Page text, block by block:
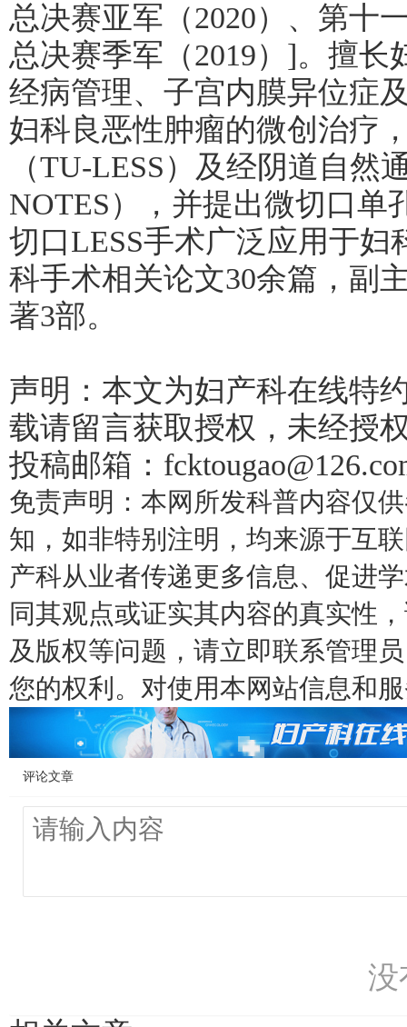
总决赛亚军（2020）、第十
总决赛季军（2019）]。擅
经病管理、子宫内膜异位症
妇科良恶性肿瘤的微创治疗
（TU-LESS）及经阴道自然
NOTES），并提出微切口单
切口LESS手术广泛应用于
科手术相关论文30余篇，副
著3部。
声明：本文为妇产科在线特
载请留言获取授权，未经授
投稿邮箱：
免责声明： 本网所发科普内容仅
知，如非特别注明，均来源于互
产科从业者传递更多信息、促进
同其观点或证实其内容的真实性
及版权等问题，请立即联系管理
您的权利。对使用本网站信息和
评论文章
没